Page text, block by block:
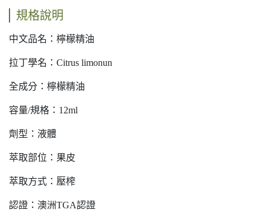
規格說明
中文品名：檸檬精油
拉丁學名：Citrus limonun
全成分：檸檬精油
容量/規格：12ml
劑型：液體
萃取部位：果皮
萃取方式：壓榨
認證：澳洲TGA認證